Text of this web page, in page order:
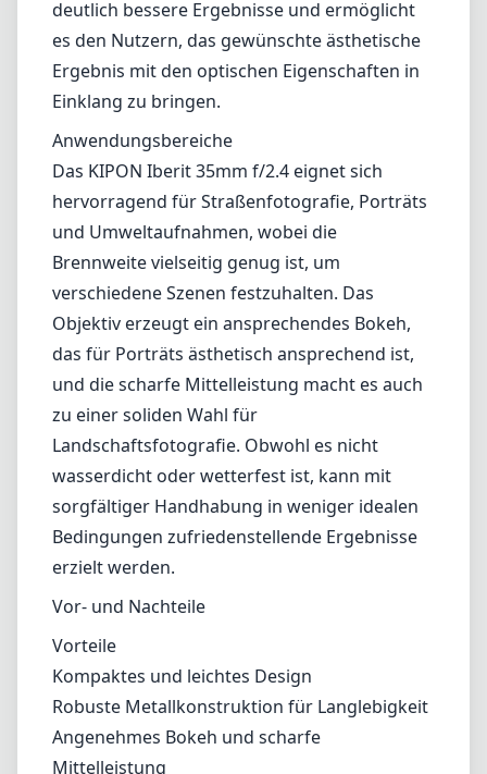
Dieses Objektiv bietet eine hervorragende
Schärfe bei f/2.4, was es für eine Vielzahl von
Aufnahmesituationen sehr geeignet macht.
Besonders in gut beleuchteten Umgebungen
zeigt es beeindruckende Details und Klarheit.
Bei Offenblende können jedoch einige
Verzerrungen und Vignettierungen sichtbar
werden, insbesondere in den Ecken des
Bildes. Eine Blende von f/4 oder f/5.6 bringt
deutlich bessere Ergebnisse und ermöglicht
es den Nutzern, das gewünschte ästhetische
Ergebnis mit den optischen Eigenschaften in
Einklang zu bringen.
Anwendungsbereiche
Das KIPON Iberit 35mm f/2.4 eignet sich
hervorragend für Straßenfotografie, Porträts
und Umweltaufnahmen, wobei die
Brennweite vielseitig genug ist, um
verschiedene Szenen festzuhalten. Das
Objektiv erzeugt ein ansprechendes Bokeh,
zu einer soliden Wahl für
Landschaftsfotografie. Obwohl es nicht
wasserdicht oder wetterfest ist, kann mit